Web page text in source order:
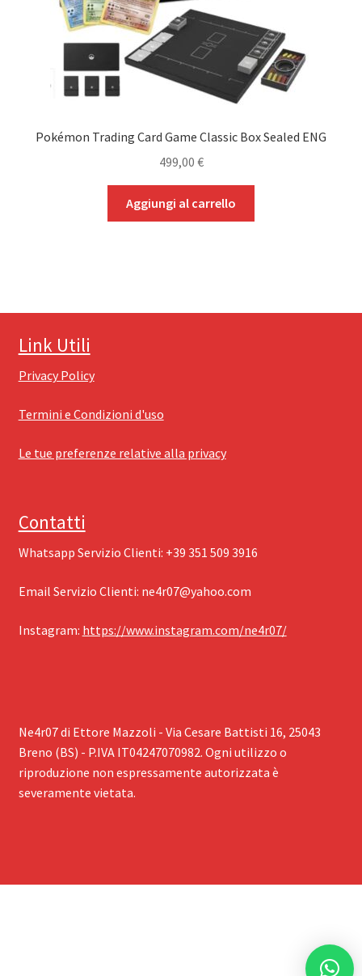
Pokémon Trading Card Game Classic Box Sealed ENG
499,00 €
Aggiungi al carrello
Link Utili
Privacy Policy
Termini e Condizioni d'uso
Le tue preferenze relative alla privacy
Contatti
Whatsapp Servizio Clienti: ‪+39 351 509 3916
Email Servizio Clienti: ‪ ne4r07@yahoo.com
Instagram: ‪ https://www.instagram.com/ne4r07/
Ne4r07 di Ettore Mazzoli - Via Cesare Battisti 16, 25043
Breno (BS) - P.IVA IT04247070982. Ogni utilizzo o
riproduzione non espressamente autorizzata è
severamente vietata.